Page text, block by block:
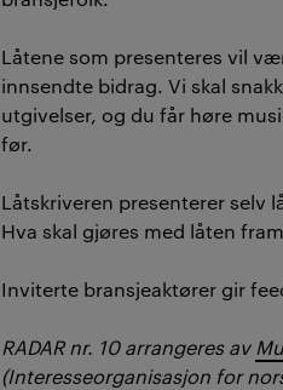
Låtene som presenteres vil
innsendte bidrag. Vi skal
utgivelser, og du får høre
før.
Låtskriveren presenterer selv
Hva skal gjøres med låten
Inviterte bransjeaktører gir
RADAR nr. 10 arrangeres av
(Interesseorganisasjon for